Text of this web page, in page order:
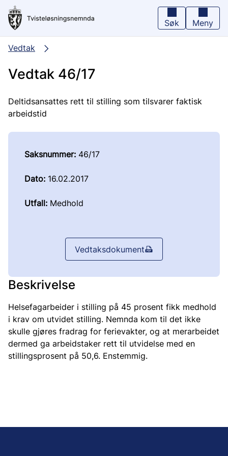
Hopp
hovedinnhold
Søk Meny
Vedtak
Vedtak 46/17
Deltidsansattes rett til stilling som tilsvarer faktisk
arbeidstid
Saksnummer: 46/17
Dato: 16.02.2017
Utfall: Medhold
Vedtaksdokument
Beskrivelse
Helsefagarbeider i stilling på 45 prosent fikk medhold
i krav om utvidet stilling. Nemnda kom til det ikke
skulle gjøres fradrag for ferievakter, og at merarbeidet
dermed ga arbeidstaker rett til utvidelse med en
stillingsprosent på 50,6. Enstemmig.